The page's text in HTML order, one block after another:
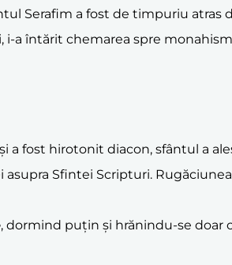
Serafim a fost de timpuriu
a întărit chemarea spre
a fost hirotonit diacon, sfântul a
Sfintei Scripturi.
, dormind puțin și hrănindu-se doar